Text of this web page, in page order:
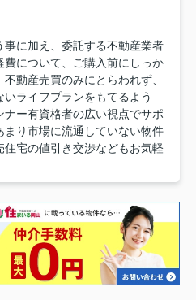
に加え、委託する不動産業者
について、ご購入前にしっか
動産売買のみにとらわれず、
ライフプランをもてるよう
ー有資格者の広い視点でサポ
り市場に流通していない物件
宅の値引き交渉などもお気軽